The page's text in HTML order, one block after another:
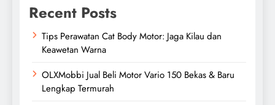
Recent Posts
Tips Perawatan Cat Body Motor: Jaga Kilau dan
Keawetan Warna
OLXMobbi Jual Beli Motor Vario 150 Bekas & Baru
Lengkap Termurah